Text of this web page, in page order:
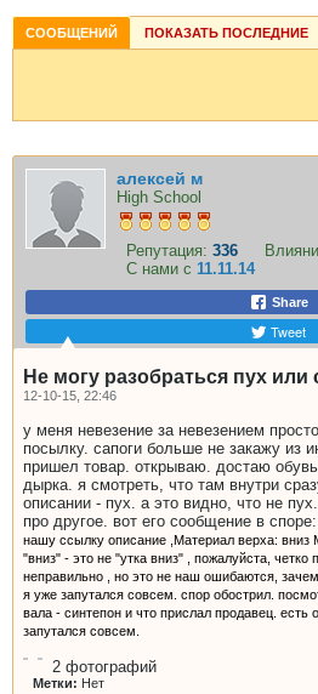
СООБЩЕНИЙ ПОКАЗАТЬ ПОСЛЕДНИЕ
алексей м
High School
Репутация: 336
С нами с 11.11.14
Share
Tweet
Не могу разобраться пух или
12-10-15, 22:46
у меня невезение за невезением
посылку. сапоги больше не закажу из
пришел товар. открываю. достаю
дырка. я смотреть, что там внутри
описании - пух. а это видно, что не
про другое. вот его сообщение в споре:
нашу ссылку описание ,Материал верха: вниз
"вниз" - это не "утка вниз" , пожалуйста,
неправильно , но это не наш ошибаются,
я уже запутался совсем. спор обострил.
вала - синтепон и что прислал продавец. есть
запутался совсем.
2 фотографий
Метки: Нет